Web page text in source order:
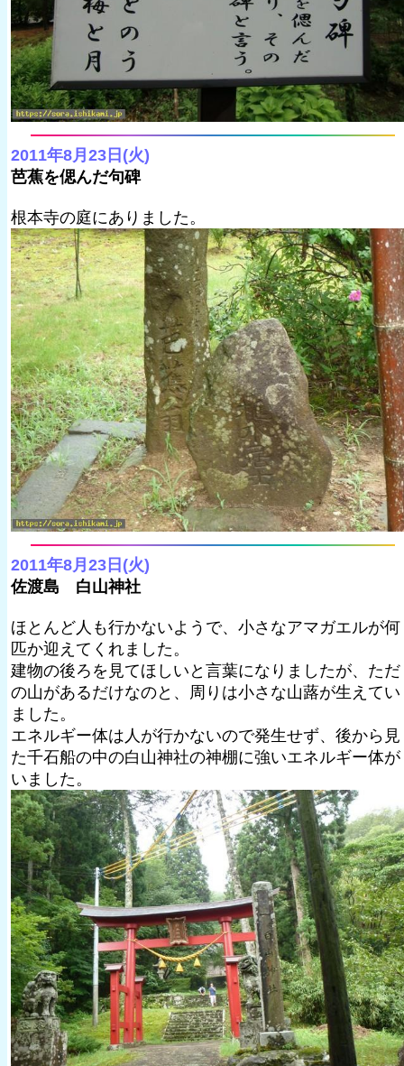
2011年8月23日(火)
芭蕉を偲んだ句碑
根本寺の庭にありました。
2011年8月23日(火)
佐渡島 白山神社
ほとんど人も行かないようで、小さなアマガエルが何
匹か迎えてくれました。
建物の後ろを見てほしいと言葉になりましたが、ただ
の山があるだけなのと、周りは小さな山蕗が生えてい
ました。
エネルギー体は人が行かないので発生せず、後から見
た千石船の中の白山神社の神棚に強いエネルギー体が
いました。